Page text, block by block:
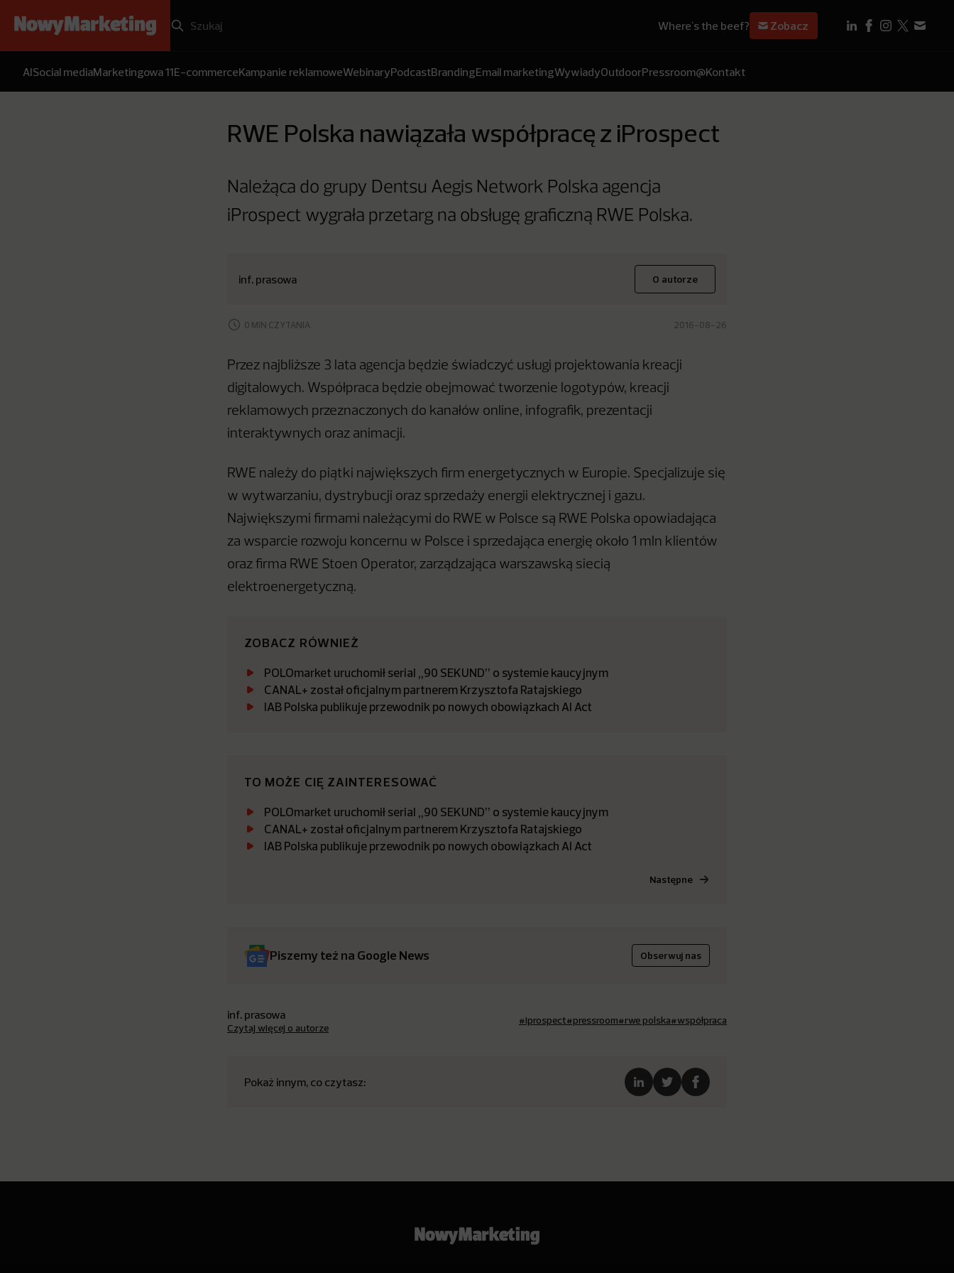
Where's the beef? Zobacz
AISocial mediaMarketingowa 11E-commerceKampanie reklamoweWebinaryPodcastBrandingEmail marketingWywiadyOutdoorPressroom@Kontakt
RWE Polska nawiązała współpracę z iProspect
Należąca do grupy Dentsu Aegis Network Polska agencja
iProspect wygrała przetarg na obsługę graficzną RWE Polska.
inf. prasowa O autorze
0 MIN CZYTANIA 2016-08-26
Przez najbliższe 3 lata agencja będzie świadczyć usługi projektowania kreacji
digitalowych. Współpraca będzie obejmować tworzenie logotypów, kreacji
reklamowych przeznaczonych do kanałów online, infografik, prezentacji
interaktywnych oraz animacji.
RWE należy do piątki największych firm energetycznych w Europie. Specjalizuje się
w wytwarzaniu, dystrybucji oraz sprzedaży energii elektrycznej i gazu.
Największymi firmami należącymi do RWE w Polsce są RWE Polska opowiadająca
za wsparcie rozwoju koncernu w Polsce i sprzedająca energię około 1 mln klientów
oraz firma RWE Stoen Operator, zarządzająca warszawską siecią
elektroenergetyczną.
ZOBACZ RÓWNIEŻ
POLOmarket uruchomił serial „90 SEKUND” o systemie kaucyjnym
CANAL+ został oficjalnym partnerem Krzysztofa Ratajskiego
IAB Polska publikuje przewodnik po nowych obowiązkach AI Act
TO MOŻE CIĘ ZAINTERESOWAĆ
POLOmarket uruchomił serial „90 SEKUND” o systemie kaucyjnym
CANAL+ został oficjalnym partnerem Krzysztofa Ratajskiego
IAB Polska publikuje przewodnik po nowych obowiązkach AI Act
Następne
Piszemy też na Google News Obserwuj nas
inf. prasowa
Czytaj więcej o autorze
#iprospect#pressroom#rwe polska#współpraca
Pokaż innym, co czytasz: